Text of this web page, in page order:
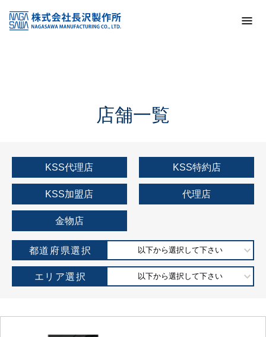
KSS加盟店・取扱店情報
店舗一覧
店舗一覧
KSS代理店 KSS特約店
KSS加盟店 代理店
金物店
都道府県選択 以下から選択して下さい
エリア選択 以下から選択して下さい